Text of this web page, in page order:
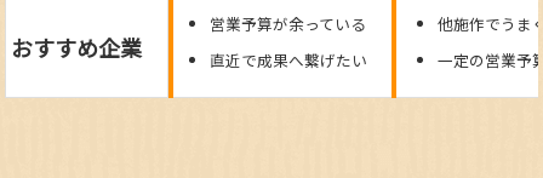
おすすめ企業
営業予算が余っている
直近で成果へ繋げたい
他施作でうま
一定の営業予